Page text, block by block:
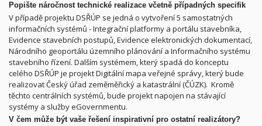
Popište náročnost technické realizace včetně případných specifik
V případě projektu DSŘÚP se jedná o vytvoření 5 samostatných
informačních systémů - Integrační platformy a portálu stavebníka,
Evidence stavebních postupů, Evidence elektronických dokumentací,
Národního geoportálu územního plánování a Informačního systému
stavebního řízení. Dalším systémem, který spadá do konceptu
celého DSŘÚP je projekt Digitální mapa veřejné správy, který bude
realizovat Český úřad zeměměřický a katastrální (ČÚZK). Kromě
těchto centrálních systémů, bude projekt napojen na stávající
systémy a služby eGovernmentu.
V čem může být vaše řešení inspirativní pro ostatní realizátory?